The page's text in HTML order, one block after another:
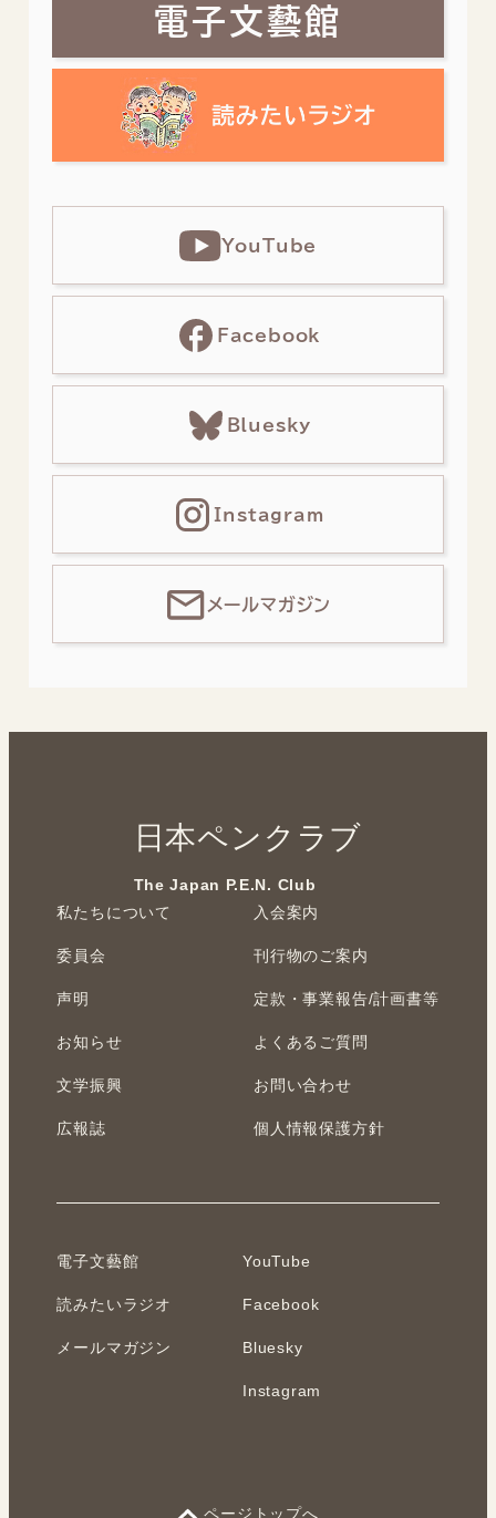
電子文藝館
YouTube
Facebook
Bluesky
Instagram
メールマガジン
日本ペンクラブ
The Japan P.E.N. Club
私たちについて
委員会
声明
お知らせ
文学振興
広報誌
入会案内
刊行物のご案内
定款・事業報告/計画書等
よくあるご質問
お問い合わせ
個人情報保護方針
電子文藝館
読みたいラジオ
メールマガジン
YouTube
Facebook
Bluesky
Instagram
ページトップへ